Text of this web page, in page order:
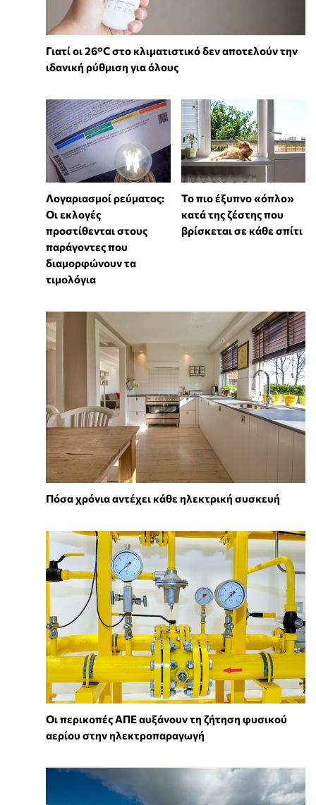
Γιατί οι 26°C στο κλιματιστικό δεν αποτελούν την
ιδανική ρύθμιση για όλους
Λογαριασμοί ρεύματος:
Οι εκλογές
προστίθενται στους
παράγοντες που
διαμορφώνουν τα
τιμολόγια
To πιο έξυπνο «όπλο»
κατά της ζέστης που
βρίσκεται σε κάθε σπίτι
Πόσα χρόνια αντέχει κάθε ηλεκτρική συσκευή
Οι περικοπές ΑΠΕ αυξάνουν τη ζήτηση φυσικού
αερίου στην ηλεκτροπαραγωγή